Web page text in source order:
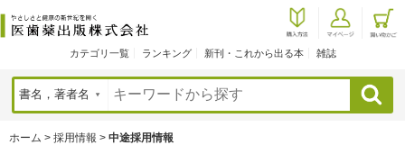
カテゴリ一覧 ランキング 新刊・これから出る本 雑誌
検索
ホーム > 採用情報 > 中途採用情報